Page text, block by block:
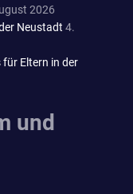
2026
Neustadt 4.
Eltern in der
und